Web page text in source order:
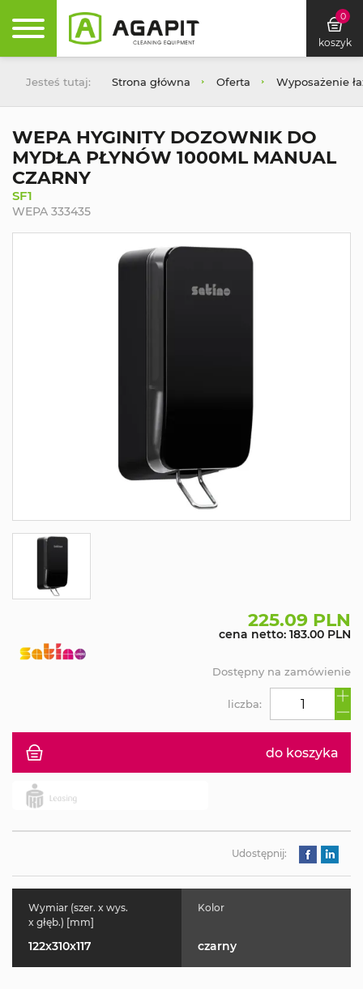
0
koszyk
Jesteś tutaj: Strona główna Oferta Wyposażenie
WEPA HYGINITY DOZOWNIK DO
MYDŁA PŁYNÓW 1000ML MANUAL
CZARNY
SF1
WEPA 333435
225.09 PLN
cena netto: 183.00 PLN
do koszyka
liczba:
Dostępny na zamówienie
Udostępnij:
Wymiar (szer. x wys.
x głęb.) [mm]
122x310x117
Kolor
czarny